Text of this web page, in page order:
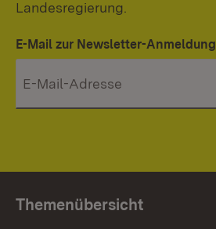
Landesregierung.
E-Mail zur Newsletter-Anmeldung
Themenübersicht